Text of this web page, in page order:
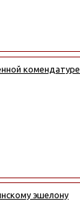
комендатуре
эшелону